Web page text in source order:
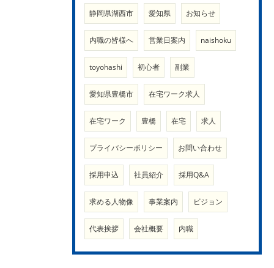
静岡県湖西市 愛知県 お知らせ
内職の皆様へ 営業日案内 naishoku
toyohashi 初心者 副業
愛知県豊橋市 在宅ワーク求人
在宅ワーク 豊橋 在宅 求人
プライバシーポリシー お問い合わせ
採用申込 社員紹介 採用Q&A
求める人物像 事業案内 ビジョン
代表挨拶 会社概要 内職